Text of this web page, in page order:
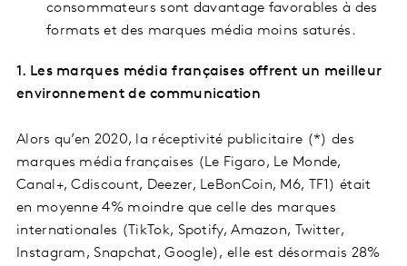
consommateurs sont davantage favorables à des
formats et des marques média moins saturés.
1. Les marques média françaises offrent un meilleur
environnement de communication
Alors qu’en 2020, la réceptivité publicitaire (*) des
marques média françaises (Le Figaro, Le Monde,
Canal+, Cdiscount, Deezer, LeBonCoin, M6, TF1) était
en moyenne 4% moindre que celle des marques
internationales (TikTok, Spotify, Amazon, Twitter,
Instagram, Snapchat, Google), elle est désormais 28%